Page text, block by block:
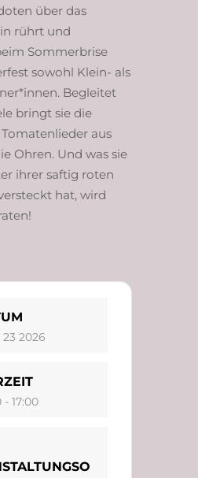
über das
rührt und
Sommerbrise
sowohl Klein- als
Begleitet
bringt sie die
aus
Ohren. Und was sie
ihrer saftig roten
hat, wird
2026
- 17:00